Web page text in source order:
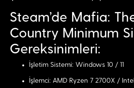
Steam’de Mafia:
Country Minimum
Gereksinimleri:
İşletim Sistemi: Windows 10 / 11
İşlemci: AMD Ryzen 7 2700X /